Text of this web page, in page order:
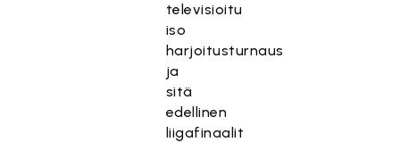
televisioitu
iso
harjoitusturnaus
ja
sitä
edellinen
liigafinaalit